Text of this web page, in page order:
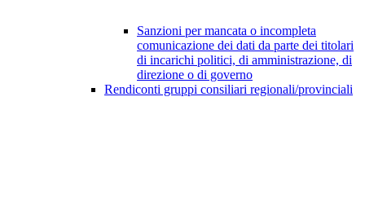
Sanzioni per mancata o incompleta
comunicazione dei dati da parte dei titolari
di incarichi politici, di amministrazione, di
direzione o di governo
Rendiconti gruppi consiliari regionali/provinciali